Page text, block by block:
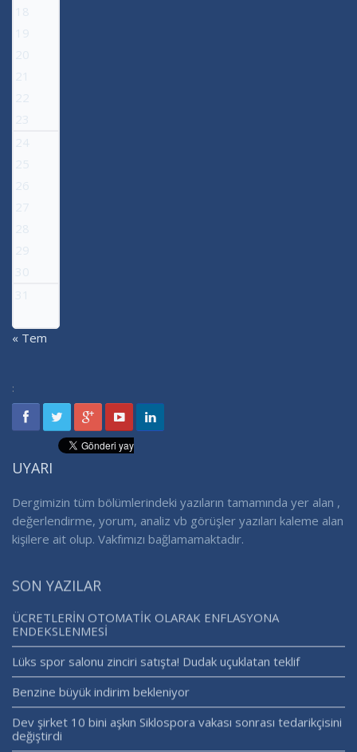
18
19
20
21
22
23
24
25
26
27
28
29
30
31
« Tem
:
UYARI
Dergimizin tüm bölümlerindeki yazıların tamamında yer alan ,
değerlendirme, yorum, analiz vb görüşler yazıları kaleme alan
kişilere ait olup. Vakfımızı bağlamamaktadır.
SON YAZILAR
ÜCRETLERİN OTOMATİK OLARAK ENFLASYONA
ENDEKSLENMESİ
Lüks spor salonu zinciri satışta! Dudak uçuklatan teklif
Benzine büyük indirim bekleniyor
Dev şirket 10 bini aşkın Siklospora vakası sonrası tedarikçisini
değiştirdi